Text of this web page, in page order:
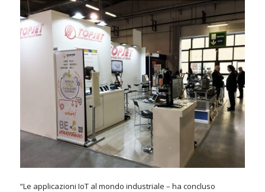
“Le applicazioni IoT al mondo industriale – ha concluso